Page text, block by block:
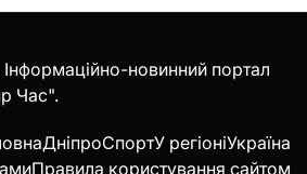
Інформаційно-новинний портал
Час".
ДніпроСпортУ регіоніУкраїна
Правила користування сайтом